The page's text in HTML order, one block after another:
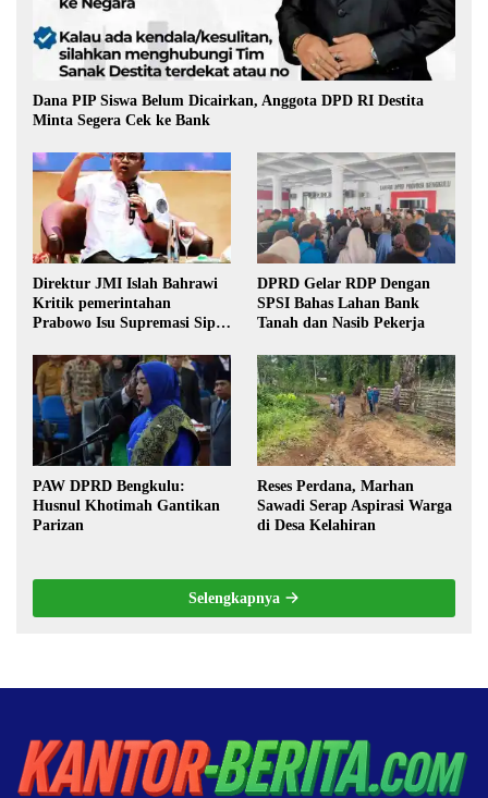
Dana PIP Siswa Belum Dicairkan, Anggota DPD RI Destita
Minta Segera Cek ke Bank
Direktur JMI Islah Bahrawi
Kritik pemerintahan
Prabowo Isu Supremasi Sipil,
Pilkada oleh DPRD
DPRD Gelar RDP Dengan
SPSI Bahas Lahan Bank
Tanah dan Nasib Pekerja
PAW DPRD Bengkulu:
Husnul Khotimah Gantikan
Parizan
Reses Perdana, Marhan
Sawadi Serap Aspirasi Warga
di Desa Kelahiran
Selengkapnya